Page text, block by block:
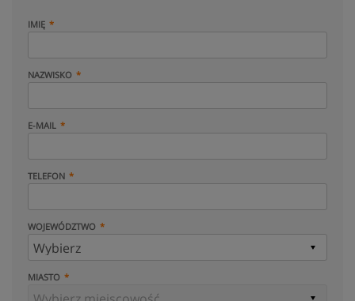
IMIĘ
NAZWISKO
E-MAIL
TELEFON
WOJEWÓDZTWO
MIASTO